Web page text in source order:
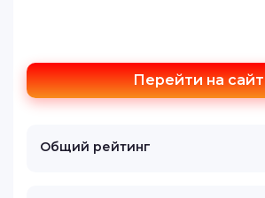
Перейти на сайт
Общий рейтинг